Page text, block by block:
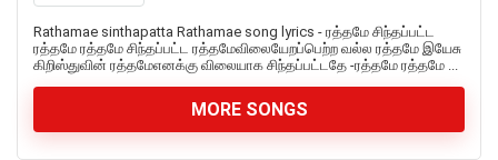
Rathamae sinthapatta Rathamae song lyrics - ரத்தமே சிந்தப்பட்ட
ரத்தமே ரத்தமே சிந்தப்பட்ட ரத்தமேவிலையேறப்பெற்ற வல்ல ரத்தமே இயேசு
கிறிஸ்துவின் ரத்தமேஎனக்கு விலையாக சிந்தப்பட்டதே -ரத்தமே ரத்தமே ...
MORE SONGS